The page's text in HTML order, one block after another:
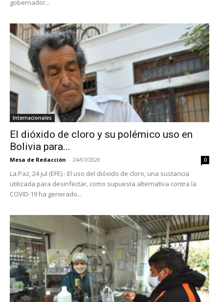
gobernador...
Internacionales
El dióxido de cloro y su polémico uso en
Bolivia para...
Mesa de Redacción - 24/07/2020 0
La Paz, 24 jul (EFE).- El uso del dióxido de cloro, una sustancia
utilizada para desinfectar, como supuesta alternativa contra la
COVID-19 ha generado...